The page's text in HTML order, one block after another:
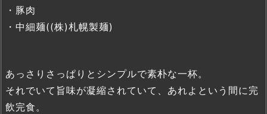
・豚肉
・中細麺((株)札幌製麺)
あっさりさっぱりとシンプルで素朴な一杯。
それでいて旨味が凝縮されていて、あれよという間に完
飲完食。